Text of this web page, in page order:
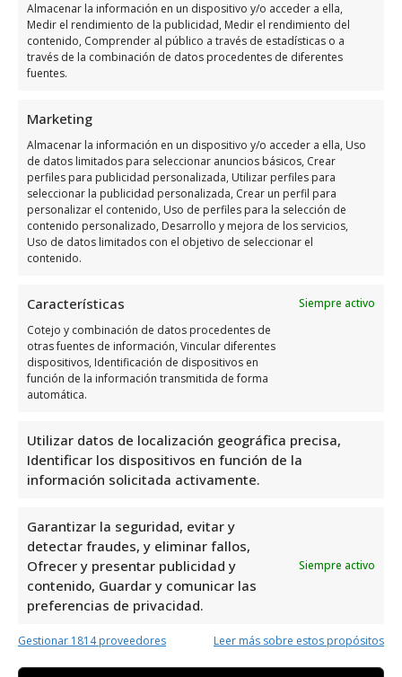
Almacenar la información en un dispositivo y/o acceder a ella,
Medir el rendimiento de la publicidad, Medir el rendimiento del
contenido, Comprender al público a través de estadísticas o a
través de la combinación de datos procedentes de diferentes
fuentes.
Marketing
Almacenar la información en un dispositivo y/o acceder a ella, Uso
de datos limitados para seleccionar anuncios básicos, Crear
perfiles para publicidad personalizada, Utilizar perfiles para
seleccionar la publicidad personalizada, Crear un perfil para
personalizar el contenido, Uso de perfiles para la selección de
contenido personalizado, Desarrollo y mejora de los servicios,
Uso de datos limitados con el objetivo de seleccionar el
contenido.
Características
Siempre activo
Cotejo y combinación de datos procedentes de
otras fuentes de información, Vincular diferentes
dispositivos, Identificación de dispositivos en
función de la información transmitida de forma
automática.
Utilizar datos de localización geográfica precisa,
Identificar los dispositivos en función de la
información solicitada activamente.
Garantizar la seguridad, evitar y
detectar fraudes, y eliminar fallos,
Ofrecer y presentar publicidad y
contenido, Guardar y comunicar las
preferencias de privacidad.
Siempre activo
Gestionar 1814 proveedores Leer más sobre estos propósitos
Tienda De Deporte Orihuela Polinesia
Stradivarius
Punt Roma